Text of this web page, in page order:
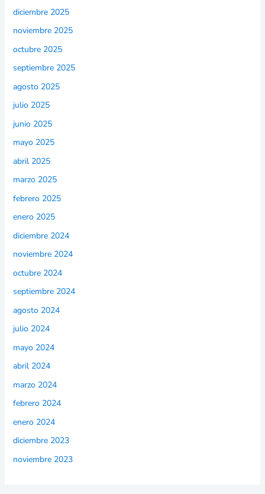
diciembre 2025
noviembre 2025
octubre 2025
septiembre 2025
agosto 2025
julio 2025
junio 2025
mayo 2025
abril 2025
marzo 2025
febrero 2025
enero 2025
diciembre 2024
noviembre 2024
octubre 2024
septiembre 2024
agosto 2024
julio 2024
mayo 2024
abril 2024
marzo 2024
febrero 2024
enero 2024
diciembre 2023
noviembre 2023